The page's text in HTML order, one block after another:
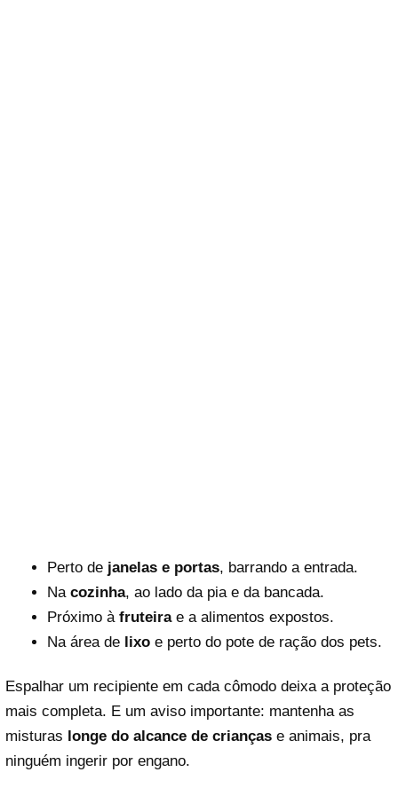
Perto de janelas e portas, barrando a entrada.
Na cozinha, ao lado da pia e da bancada.
Próximo à fruteirae a alimentos expostos.
Na área de lixoe perto do pote de ração dos pets.
Espalhar um recipiente em cada cômodo deixa a proteção
mais completa. E um aviso importante: mantenha as
misturas longe do alcance de crianças e animais, pra
ninguém ingerir por engano.